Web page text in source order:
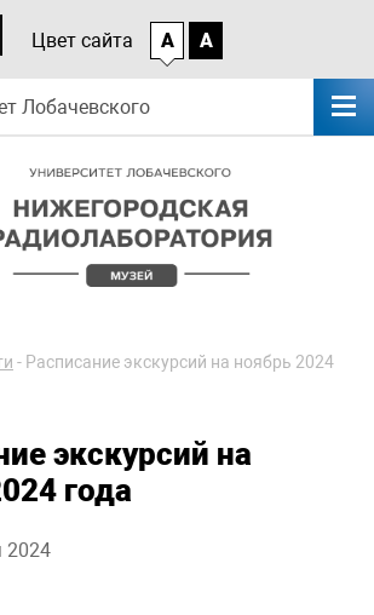
Цвет сайта A A
Лобачевского
- Расписание экскурсий на ноябрь 2024
экскурсий на
года
2024